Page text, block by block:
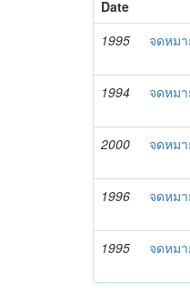
Date
1995 จดหม
1994
จดหม
2000
จดหม
1996
จดหม
1995
จดหม